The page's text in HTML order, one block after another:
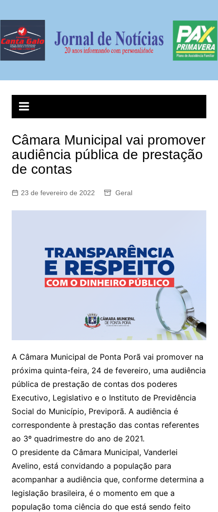
conteúdo
Câmara Municipal vai promover
audiência pública de prestação
de contas
23 de fevereiro de 2022 Geral
A Câmara Municipal de Ponta Porã vai promover na
próxima quinta-feira, 24 de fevereiro, uma audiência
pública de prestação de contas dos poderes
Executivo, Legislativo e o Instituto de Previdência
Social do Município, Previporã. A audiência é
correspondente à prestação das contas referentes
ao 3º quadrimestre do ano de 2021.
O presidente da Câmara Municipal, Vanderlei
Avelino, está convidando a população para
acompanhar a audiência que, conforme determina a
legislação brasileira, é o momento em que a
população toma ciência do que está sendo feito